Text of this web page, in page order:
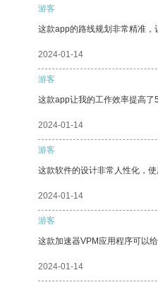
游客
这款app的路线规划非常精准，
2024-01-14
游客
这款app让我的工作效率提高了
2024-01-14
游客
这款软件的设计非常人性化，使
2024-01-14
游客
这款加速器VPM应用程序可以
2024-01-14